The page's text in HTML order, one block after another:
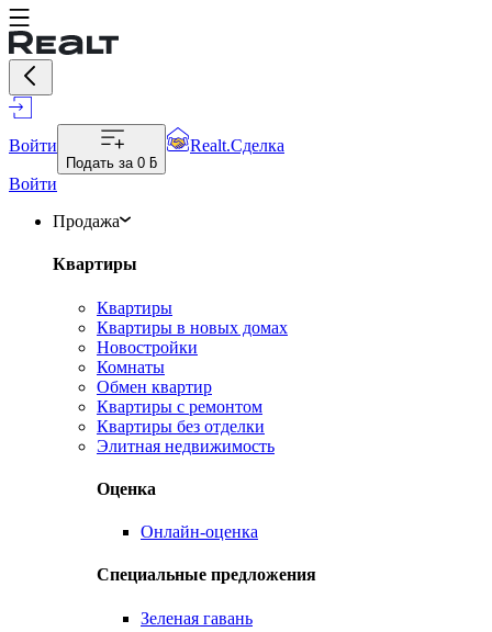
Войти
Подать за 0 ƃ
Realt.Сделка
Войти
Продажа
Квартиры
Квартиры
Квартиры в новых домах
Новостройки
Комнаты
Обмен квартир
Квартиры с ремонтом
Квартиры без отделки
Элитная недвижимость
Оценка
Онлайн-оценка
Специальные предложения
Зеленая гавань